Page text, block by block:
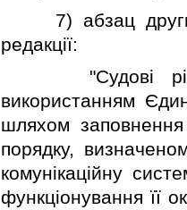
7) абзац
редакцiї:
"Судовi
використанням
шляхом
порядку,
комунiкацiйну
функцiонування її